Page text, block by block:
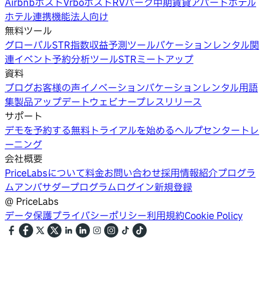
AirbnbホストVrboホストRVパーク中期賃貸アパートホテル
ホテル連携機能法人向け
無料ツール
グローバルSTR指数収益予測ツールバケーションレンタル関
連イベント予約分析ツールSTRミートアップ
資料
ブログお客様の声イノベーションバケーションレンタル用語
集製品アップデートウェビナープレスリリース
サポート
デモを予約する無料トライアルを始めるヘルプセンタートレ
ーニング
会社概要
PriceLabsについて料金お問い合わせ採用情報紹介プログラ
ムアンバサダープログラムログイン新規登録
@ PriceLabs
データ保護プライバシーポリシー利用規約Cookie Policy